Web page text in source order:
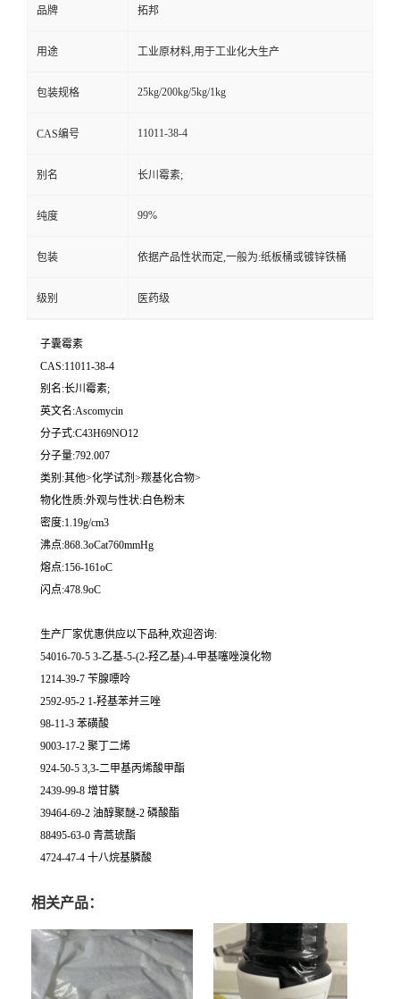
品牌 拓邦
用途 工业原材料,用于工业化大生产
包装规格 25kg/200kg/5kg/1kg
CAS编号 11011-38-4
别名 长川霉素;
纯度 99%
包装 依据产品性状而定,一般为:纸板桶或镀锌铁桶
级别 医药级
子囊霉素
CAS:11011-38-4
别名:长川霉素;
英文名:Ascomycin
分子式:C43H69NO12
分子量:792.007
类别:其他>化学试剂>羰基化合物>
物化性质:外观与性状:白色粉末
密度:1.19g/cm3
沸点:868.3oCat760mmHg
熔点:156-161oC
闪点:478.9oC
生产厂家优惠供应以下品种,欢迎咨询:
54016-70-5 3-乙基-5-(2-羟乙基)-4-甲基噻唑溴化物
1214-39-7 苄腺嘌呤
2592-95-2 1-羟基苯并三唑
98-11-3 苯磺酸
9003-17-2 聚丁二烯
924-50-5 3,3-二甲基丙烯酸甲酯
2439-99-8 增甘膦
39464-69-2 油醇聚醚-2 磷酸酯
88495-63-0 青蒿琥酯
4724-47-4 十八烷基膦酸
相关产品：